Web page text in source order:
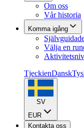
Om oss
Vår historia
Komma igång
Välja en
TjeckienDansk
SV
EUR
Kontakta oss